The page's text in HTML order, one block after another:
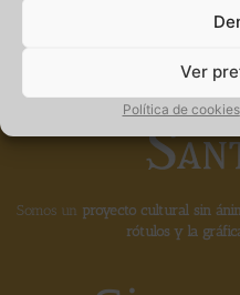
Ver
Política de cookies
Somos un proyecto cultural sin
rótulos y la